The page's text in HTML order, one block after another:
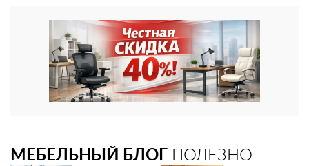
МЕБЕЛЬНЫЙ БЛОГ ПОЛЕЗНО